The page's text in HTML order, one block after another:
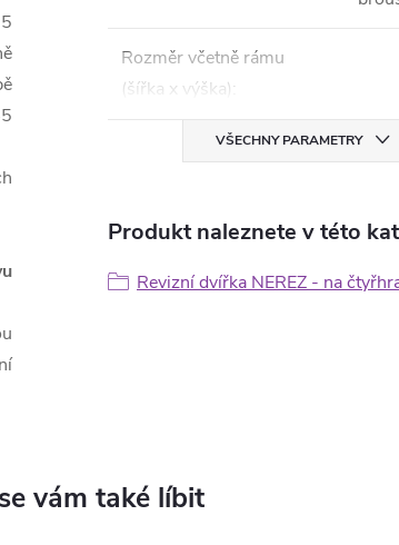
Rozměr včetně rámu
(šířka x výška):
VŠECHNY PARAMETRY
Produkt naleznete v této
Revizní dvířka NEREZ - na